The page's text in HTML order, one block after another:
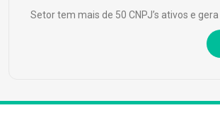
Setor tem mais de 50 CNPJ’s ativos e gera